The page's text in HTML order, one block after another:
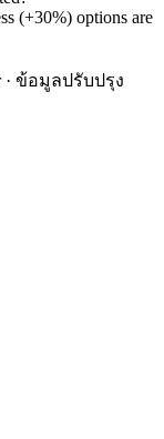
(+30%) options are
· ข้อมูลปรับปรุง